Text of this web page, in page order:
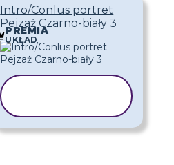
Intro/Conlus portret
Pejzaż Czarno-biały 3
PREMIA
UKŁAD